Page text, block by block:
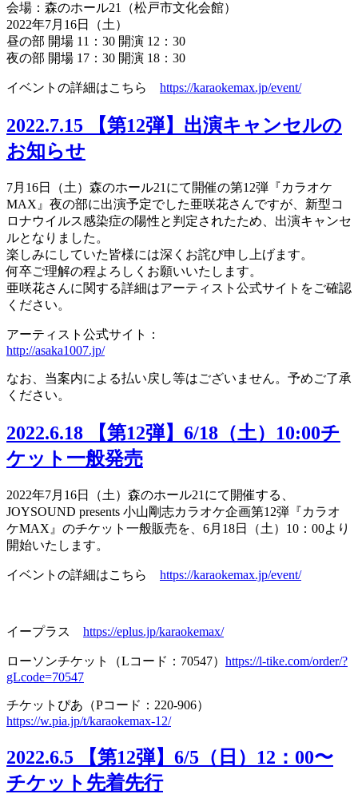
会場：森のホール21（松戸市文化会館）
2022年7月16日（土）
昼の部 開場 11：30 開演 12：30
夜の部 開場 17：30 開演 18：30
イベントの詳細はこちら https://karaokemax.jp/event/
2022.7.15
【第12弾】出演キャンセルの
お知らせ
7月16日（土）森のホール21にて開催の第12弾『カラオケ
MAX』夜の部に出演予定でした亜咲花さんですが、新型コ
ロナウイルス感染症の陽性と判定されたため、出演キャンセ
ルとなりました。
楽しみにしていた皆様には深くお詫び申し上げます。
何卒ご理解の程よろしくお願いいたします。
亜咲花さんに関する詳細はアーティスト公式サイトをご確認
ください。
アーティスト公式サイト：
http://asaka1007.jp/
なお、当案内による払い戻し等はございません。予めご了承
ください。
2022.6.18
【第12弾】6/18（土）10:00チ
ケット一般発売
2022年7月16日（土）森のホール21にて開催する、
JOYSOUND presents 小山剛志カラオケ企画第12弾『カラオ
ケMAX』のチケット一般販売を、6月18日（土）10：00より
開始いたします。
イベントの詳細はこちら https://karaokemax.jp/event/
イープラス https://eplus.jp/karaokemax/
ローソンチケット（Lコード：70547） https://l-tike.com/order/?
gLcode=70547
チケットぴあ（Pコード：220-906）
https://w.pia.jp/t/karaokemax-12/
2022.6.5
【第12弾】6/5（日）12：00〜
チケット先着先行